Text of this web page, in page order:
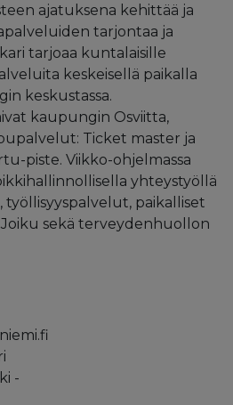
ajatuksena kehittää ja
tarjontaa ja
tarjoaa kuntalaisille
keskeisellä paikalla
keskustassa.
kaupungin Osviitta,
Ticket master ja
piste. Viikko-ohjelmassa
yhteystyöllä
paikalliset
sekä terveydenhuollon
-